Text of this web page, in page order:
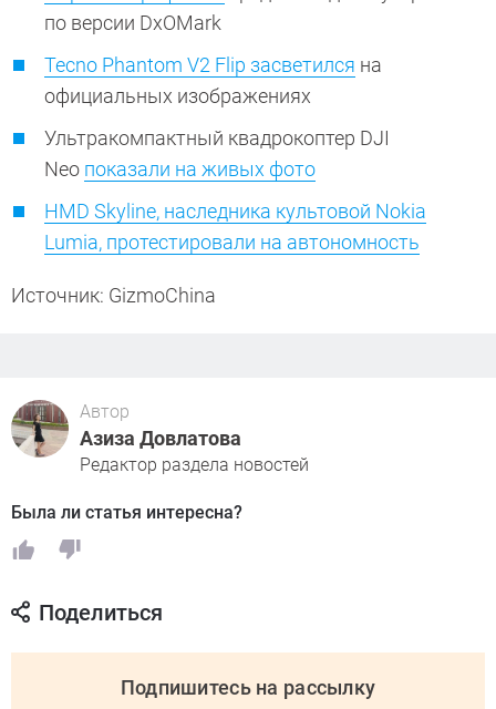
по версии DxOMark
Tecno Phantom V2 Flip засветился на
официальных изображениях
Ультракомпактный квадрокоптер DJI
Neo показали на живых фото
HMD Skyline, наследника культовой Nokia
Lumia, протестировали на автономность
Источник: GizmoChina
Автор
Азиза Довлатова
Редактор раздела новостей
Была ли статья интересна?
Поделиться
Подпишитесь на рассылку